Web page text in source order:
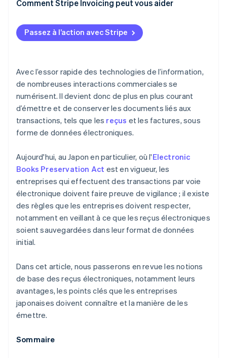
Comment Stripe Invoicing peut vous aider
Passez à l’action avec Stripe
Avec l’essor rapide des technologies de l’information,
de nombreuses interactions commerciales se
numérisent. Il devient donc de plus en plus courant
d’émettre et de conserver les documents liés aux
transactions, tels que les reçus et les factures, sous
forme de données électroniques.
Aujourd'hui, au Japon en particulier, où l'Electronic
Books Preservation Act est en vigueur, les
entreprises qui effectuent des transactions par voie
électronique doivent faire preuve de vigilance ; il existe
des règles que les entreprises doivent respecter,
notamment en veillant à ce que les reçus électroniques
soient sauvegardées dans leur format de données
initial.
Dans cet article, nous passerons en revue les notions
de base des reçus électroniques, notamment leurs
avantages, les points clés que les entreprises
japonaises doivent connaître et la manière de les
émettre.
Sommaire